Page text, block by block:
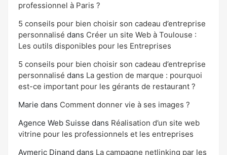
professionnel à Paris ?
5 conseils pour bien choisir son cadeau d’entreprise
personnalisé dans Créer un site Web à Toulouse :
Les outils disponibles pour les Entreprises
5 conseils pour bien choisir son cadeau d’entreprise
personnalisé dans La gestion de marque : pourquoi
est-ce important pour les gérants de restaurant ?
Marie dans Comment donner vie à ses images ?
Agence Web Suisse dans Réalisation d’un site web
vitrine pour les professionnels et les entreprises
Aymeric Dinand dans La campagne netlinking par les